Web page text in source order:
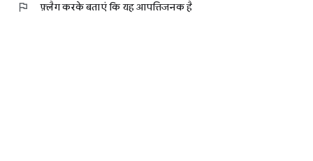
flag फ़्लैग करके बताएं कि यह आपत्तिजनक है